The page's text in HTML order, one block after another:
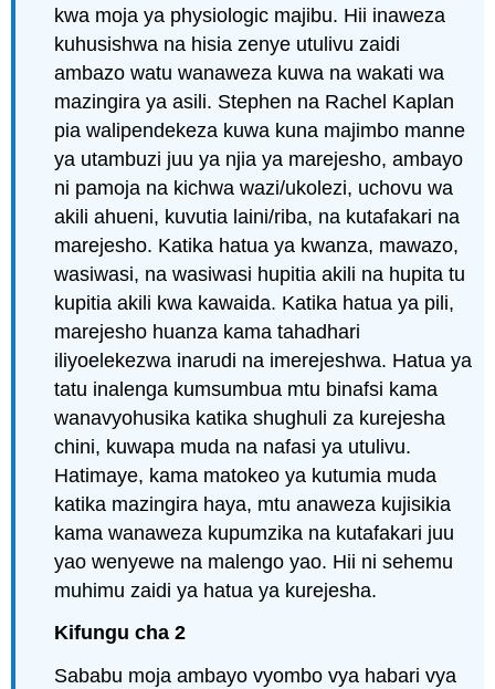
kwa moja ya physiologic majibu. Hii inaweza
kuhusishwa na hisia zenye utulivu zaidi
ambazo watu wanaweza kuwa na wakati wa
mazingira ya asili. Stephen na Rachel Kaplan
pia walipendekeza kuwa kuna majimbo manne
ya utambuzi juu ya njia ya marejesho, ambayo
ni pamoja na kichwa wazi/ukolezi, uchovu wa
akili ahueni, kuvutia laini/riba, na kutafakari na
marejesho. Katika hatua ya kwanza, mawazo,
wasiwasi, na wasiwasi hupitia akili na hupita tu
kupitia akili kwa kawaida. Katika hatua ya pili,
marejesho huanza kama tahadhari
iliyoelekezwa inarudi na imerejeshwa. Hatua ya
tatu inalenga kumsumbua mtu binafsi kama
wanavyohusika katika shughuli za kurejesha
chini, kuwapa muda na nafasi ya utulivu.
Hatimaye, kama matokeo ya kutumia muda
katika mazingira haya, mtu anaweza kujisikia
kama wanaweza kupumzika na kutafakari juu
yao wenyewe na malengo yao. Hii ni sehemu
muhimu zaidi ya hatua ya kurejesha.
Kifungu cha 2
Sababu moja ambayo vyombo vya habari vya